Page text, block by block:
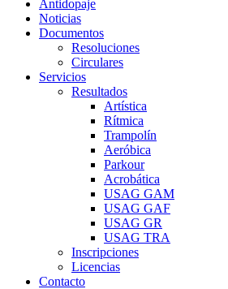
Antidopaje
Noticias
Documentos
Resoluciones
Circulares
Servicios
Resultados
Artística
Rítmica
Trampolín
Aeróbica
Parkour
Acrobática
USAG GAM
USAG GAF
USAG GR
USAG TRA
Inscripciones
Licencias
Contacto